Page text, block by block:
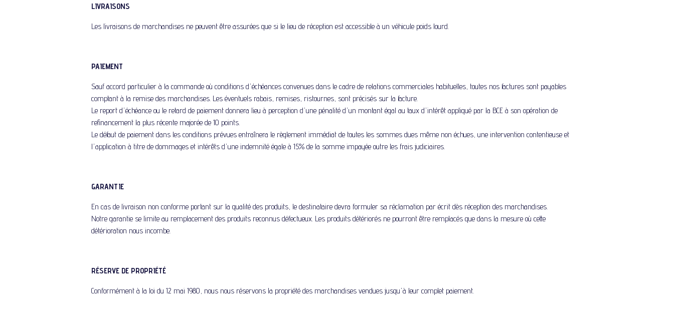
LIVRAISONS
Les livraisons de marchandises ne peuvent être assurées que si le lieu de réception est accessible à un véhicule poids lourd.
PAIEMENT
Sauf accord particulier à la commande où conditions d'échéances convenues dans le cadre de relations commerciales habituelles, toutes nos factures sont payables
comptant à la remise des marchandises. Les éventuels rabais, remises, ristournes, sont précisés sur la facture.
Le report d'échéance ou le retard de paiement donnera lieu à perception d'une pénalité d'un montant égal au taux d'intérêt appliqué par la BCE à son opération de
refinancement la plus récente majorée de 10 points.
Le défaut de paiement dans les conditions prévues entraînera le règlement immédiat de toutes les sommes dues même non échues, une intervention contentieuse et
l'application à titre de dommages et intérêts d'une indemnité égale à 15% de la somme impayée outre les frais judiciaires.
GARANTIE
En cas de livraison non conforme portant sur la qualité des produits, le destinataire devra formuler sa réclamation par écrit dès réception des marchandises.
Notre garantie se limite au remplacement des produits reconnus défectueux. Les produits détériorés ne pourront être remplacés que dans la mesure où cette
détérioration nous incombe.
RÉSERVE DE PROPRIÉTÉ
Conformément à la loi du 12 mai 1980, nous nous réservons la propriété des marchandises vendues jusqu'à leur complet paiement.